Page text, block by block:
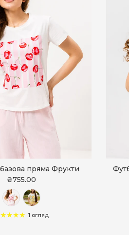
пряма Фрукти
₴755.00
1 огляд